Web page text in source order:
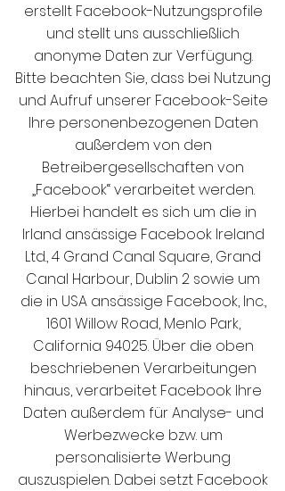
erstellt Facebook-Nutzungsprofile
und stellt uns ausschließlich
anonyme Daten zur Verfügung.
Bitte beachten Sie, dass bei Nutzung
und Aufruf unserer Facebook-Seite
Ihre personenbezogenen Daten
außerdem von den
Betreibergesellschaften von
„Facebook“ verarbeitet werden.
Hierbei handelt es sich um die in
Irland ansässige Facebook Ireland
Ltd., 4 Grand Canal Square, Grand
Canal Harbour, Dublin 2 sowie um
die in USA ansässige Facebook, Inc.,
1601 Willow Road, Menlo Park,
California 94025. Über die oben
beschriebenen Verarbeitungen
hinaus, verarbeitet Facebook Ihre
Daten außerdem für Analyse- und
Werbezwecke bzw. um
personalisierte Werbung
auszuspielen. Dabei setzt Facebook